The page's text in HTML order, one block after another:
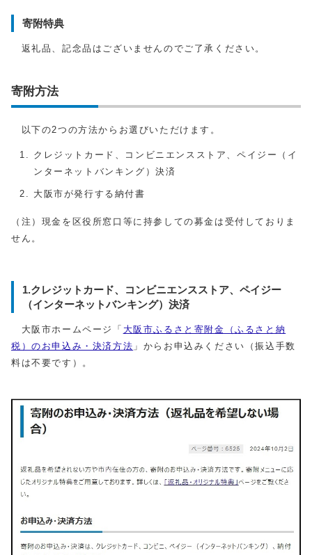
寄附特典
返礼品、記念品はございませんのでご了承ください。
寄附方法
以下の2つの方法からお選びいただけます。
クレジットカード、コンビニエンスストア、ペイジー（イ
ンターネットバンキング）決済
大阪市が発行する納付書
（注）現金を区役所窓口等に持参しての募金は受付しておりま
せん。
1.クレジットカード、コンビニエンスストア、ペイジー
（インターネットバンキング）決済
大阪市ホームページ「 大阪市ふるさと寄附金（ふるさと納
税）のお申込み・決済方法 」からお申込みください（振込手数
料は不要です）。